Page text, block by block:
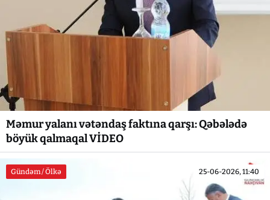
Məmur yalanı vətəndaş faktına qarşı: Qəbələdə
böyük qalmaqal VİDEO
Gündəm / Ölkə 25-06-2026, 11:40